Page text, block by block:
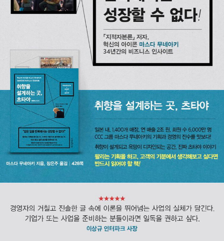
조하고 있다. 저서로는 『지적자본론』을 비롯해 『취향을 설계하는 곳,
츠타야』, 『라이프 스타일을 팔다』가 있다. www.ccc.co.jp